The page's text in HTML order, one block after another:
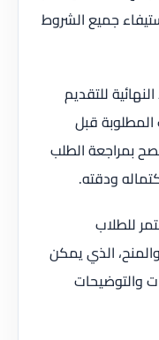
جميع الشروط
للتقديم
قبل
بمراجعة الطلب
ودقته.
للطلاب
الذي يمكن
والتوضيحات